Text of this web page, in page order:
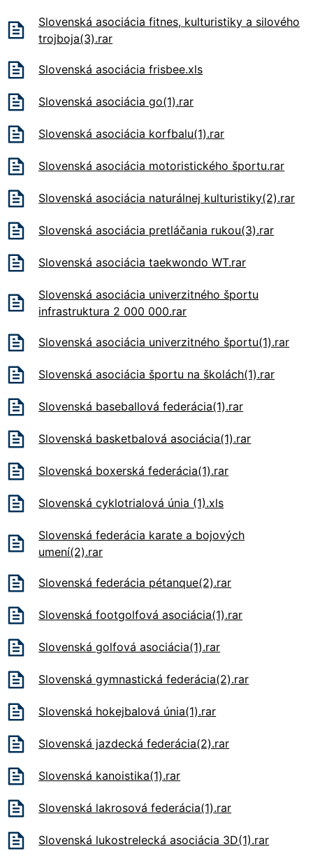
Slovenská asociácia fitnes, kulturistiky a silového
trojboja(3).rar
Slovenská asociácia frisbee.xls
Slovenská asociácia go(1).rar
Slovenská asociácia korfbalu(1).rar
Slovenská asociácia motoristického športu.rar
Slovenská asociácia naturálnej kulturistiky(2).rar
Slovenská asociácia pretláčania rukou(3).rar
Slovenská asociácia taekwondo WT.rar
Slovenská asociácia univerzitného športu
infrastruktura 2 000 000.rar
Slovenská asociácia univerzitného športu(1).rar
Slovenská asociácia športu na školách(1).rar
Slovenská baseballová federácia(1).rar
Slovenská basketbalová asociácia(1).rar
Slovenská boxerská federácia(1).rar
Slovenská cyklotrialová únia (1).xls
Slovenská federácia karate a bojových
umení(2).rar
Slovenská federácia pétanque(2).rar
Slovenská footgolfová asociácia(1).rar
Slovenská golfová asociácia(1).rar
Slovenská gymnastická federácia(2).rar
Slovenská hokejbalová únia(1).rar
Slovenská jazdecká federácia(2).rar
Slovenská kanoistika(1).rar
Slovenská lakrosová federácia(1).rar
Slovenská lukostrelecká asociácia 3D(1).rar